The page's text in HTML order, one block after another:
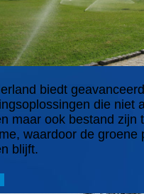
biedt
die niet
maar ook bestand zijn
waardoor de groene
blijft.